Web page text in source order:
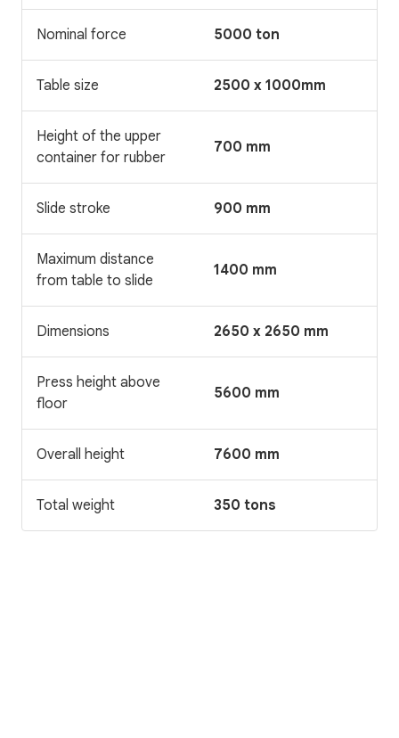
Nominal force 5000 ton
Table size 2500 x 1000mm
Height of the upper
container for rubber
700 mm
Slide stroke 900 mm
Maximum distance
from table to slide
1400 mm
Dimensions 2650 x 2650 mm
Press height above
floor
5600 mm
Overall height 7600 mm
Total weight 350 tons